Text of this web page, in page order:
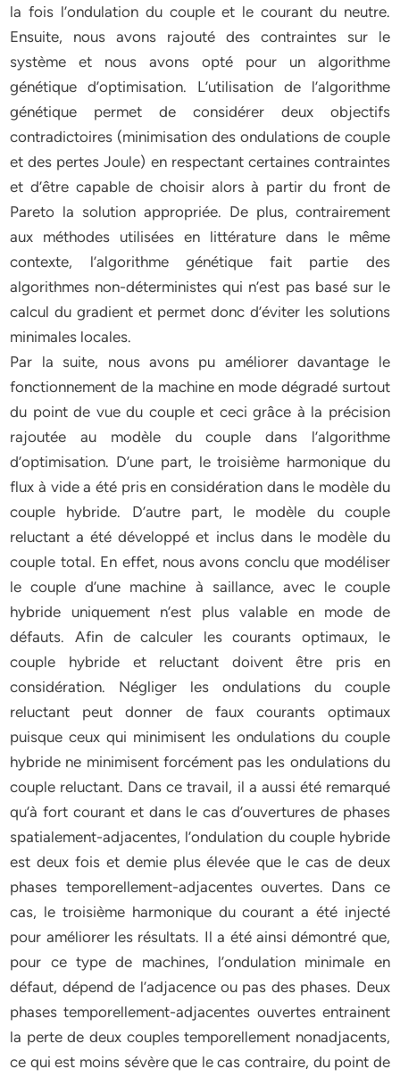
la fois l’ondulation du couple et le courant du neutre.
Ensuite, nous avons rajouté des contraintes sur le
système et nous avons opté pour un algorithme
génétique d’optimisation. L’utilisation de l’algorithme
génétique permet de considérer deux objectifs
contradictoires (minimisation des ondulations de couple
et des pertes Joule) en respectant certaines contraintes
et d’être capable de choisir alors à partir du front de
Pareto la solution appropriée. De plus, contrairement
aux méthodes utilisées en littérature dans le même
contexte, l’algorithme génétique fait partie des
algorithmes non-déterministes qui n’est pas basé sur le
calcul du gradient et permet donc d’éviter les solutions
minimales locales.
Par la suite, nous avons pu améliorer davantage le
fonctionnement de la machine en mode dégradé surtout
du point de vue du couple et ceci grâce à la précision
rajoutée au modèle du couple dans l’algorithme
d’optimisation. D’une part, le troisième harmonique du
flux à vide a été pris en considération dans le modèle du
couple hybride. D’autre part, le modèle du couple
reluctant a été développé et inclus dans le modèle du
couple total. En effet, nous avons conclu que modéliser
le couple d’une machine à saillance, avec le couple
hybride uniquement n’est plus valable en mode de
défauts. Afin de calculer les courants optimaux, le
couple hybride et reluctant doivent être pris en
considération. Négliger les ondulations du couple
reluctant peut donner de faux courants optimaux
puisque ceux qui minimisent les ondulations du couple
hybride ne minimisent forcément pas les ondulations du
couple reluctant. Dans ce travail, il a aussi été remarqué
qu’à fort courant et dans le cas d’ouvertures de phases
spatialement-adjacentes, l’ondulation du couple hybride
est deux fois et demie plus élevée que le cas de deux
phases temporellement-adjacentes ouvertes. Dans ce
cas, le troisième harmonique du courant a été injecté
pour améliorer les résultats. Il a été ainsi démontré que,
pour ce type de machines, l’ondulation minimale en
défaut, dépend de l’adjacence ou pas des phases. Deux
phases temporellement-adjacentes ouvertes entrainent
la perte de deux couples temporellement nonadjacents,
ce qui est moins sévère que le cas contraire, du point de